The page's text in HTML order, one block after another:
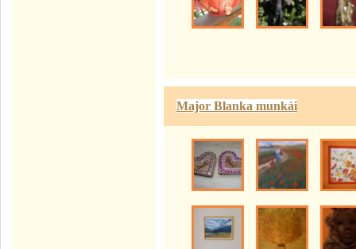
Major Blanka munkái